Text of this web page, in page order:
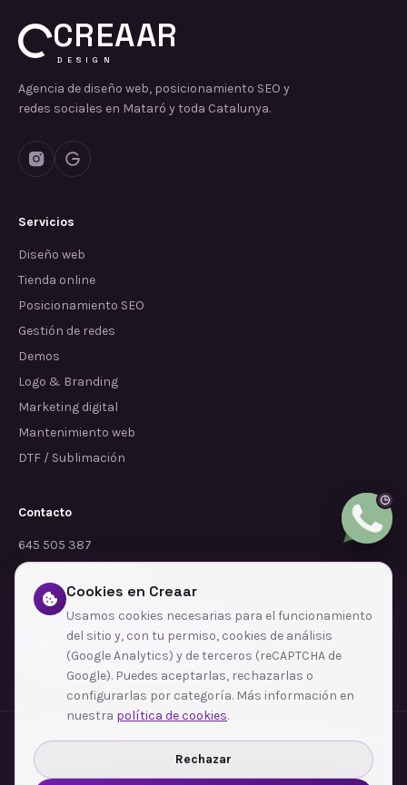
CREAAR
DESIGN
Agencia de diseño web, posicionamiento SEO y
redes sociales en Mataró y toda Catalunya.
Servicios
Diseño web
Tienda online
Posicionamiento SEO
Gestión de redes
Demos
Logo & Branding
Marketing digital
Mantenimiento web
DTF / Sublimación
Contacto
645 505 387
info@dependalium.com
Mataró (Barcelona)
Déjanos tu reseña en Google
Zonas de cobertura·Barcelona·L'Hospitalet de Llobregat·Terrassa·Badalona
Sabadell
Santa Coloma de Gramenet
Ver todas las zonas →
Cookies en Creaar
Usamos cookies necesarias para el funcionamiento
del sitio y, con tu permiso, cookies de análisis
(Google Analytics) y de terceros (reCAPTCHA de
Google). Puedes aceptarlas, rechazarlas o
configurarlas por categoría. Más información en
nuestra política de cookies.
Rechazar